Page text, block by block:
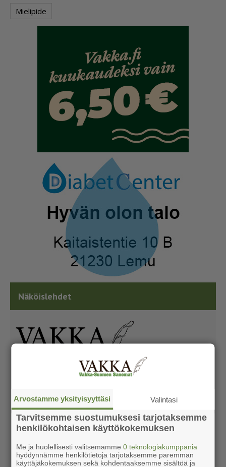
Mielipide
Näköislehdet
Arvostamme yksityisyyttäsi Valintasi
Tarvitsemme suostumuksesi tarjotaksemme
henkilökohtaisen käyttökokemuksen
Me ja huolellisesti valitsemamme0 teknologiakumppania
hyödynnämme henkilötietoja tarjotaksemme paremman
käyttäjäkokemuksen sekä kohdentaaksemme sisältöä ja